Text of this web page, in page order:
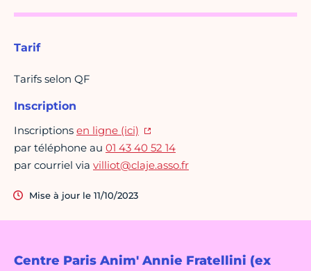
Centre Paris Anim' Annie Fratellini (ex
Tarif
Tarifs selon QF
Inscription
Inscriptions en ligne (ici)
par téléphone au 01 43 40 52 14
par courriel via villiot@claje.asso.fr
Mise à jour le 11/10/2023